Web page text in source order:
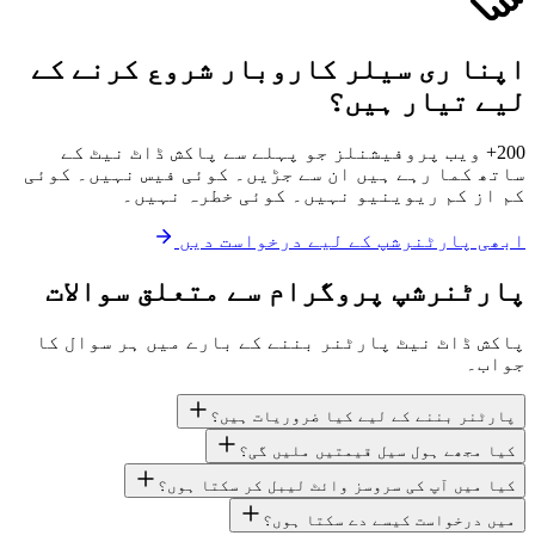
اپنا ری سیلر کاروبار شروع کرنے کے
لیے تیار ہیں؟
200+ ویب پروفیشنلز جو پہلے سے پاکش ڈاٹ نیٹ کے
ساتھ کما رہے ہیں ان سے جڑیں۔ کوئی فیس نہیں۔ کوئی
کم از کم ریوینیو نہیں۔ کوئی خطرہ نہیں۔
ابھی پارٹنرشپ کے لیے درخواست دیں
پارٹنرشپ پروگرام سے متعلق سوالات
پاکش ڈاٹ نیٹ پارٹنر بننے کے بارے میں ہر سوال کا
جواب۔
پارٹنر بننے کے لیے کیا ضروریات ہیں؟
کیا مجھے ہول سیل قیمتیں ملیں گی؟
کیا میں آپ کی سروسز وائٹ لیبل کر سکتا ہوں؟
میں درخواست کیسے دے سکتا ہوں؟